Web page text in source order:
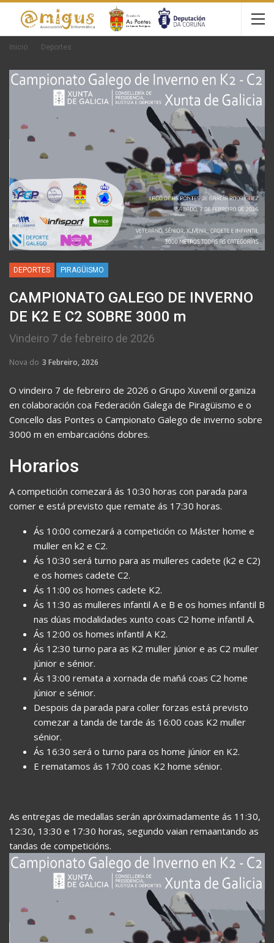
Inicio Deportes
DEPORTES PIRAGÜISMO
CAMPIONATO GALEGO DE INVERNO
DE K2 E C2 SOBRE 3000 m
Vindeiro 7 de febreiro de 2026
Nova do 3 Febreiro, 2026
O vindeiro 7 de febreiro de 2026 o Grupo Xuvenil organiza
en colaboración coa Federación Galega de Piragüismo e o
Concello das Pontes o Campionato Galego de inverno sobre
3000 m en embarcacións dobres.
Horarios
A competición comezará ás 10:30 horas con parada para
comer e está previsto que remate ás 17:30 horas.
Ás 10:00 comezará a competición co Máster home e
muller en k2 e C2.
Ás 10:30 será turno para as mulleres cadete (k2 e C2)
e os homes cadete C2.
Ás 11:00 os homes cadete K2.
Ás 11:30 as mulleres infantil A e B e os homes infantil B
nas dúas modalidades xunto coas C2 home infantil A.
Ás 12:00 os homes infantil A K2.
Ás 12:30 turno para as K2 muller júnior e as C2 muller
júnior e sénior.
Ás 13:00 remata a xornada de mañá coas C2 home
júnior e sénior.
Despois da parada para coller forzas está previsto
comezar a tanda de tarde ás 16:00 coas K2 muller
sénior.
Ás 16:30 será o turno para os home júnior en K2.
E rematamos ás 17:00 coas K2 home sénior.
As entregas de medallas serán apróximadamente ás 11:30,
12:30, 13:30 e 17:30 horas, segundo vaian remaantando as
tandas de competicións.